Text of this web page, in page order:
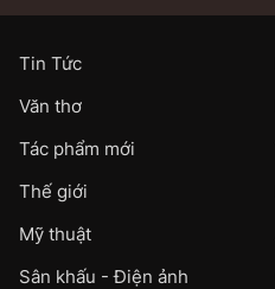
Tin Tức
Văn thơ
Tác phẩm mới
Thế giới
Mỹ thuật
Sân khấu - Điện ảnh